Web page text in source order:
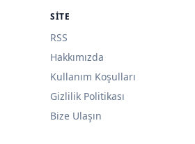
SITE
RSS
Hakkımızda
Kullanım Koşulları
Gizlilik Politikası
Bize Ulaşın